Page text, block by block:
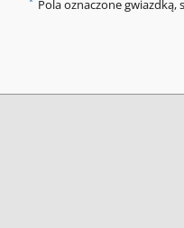
Pola oznaczone gwiazdką,